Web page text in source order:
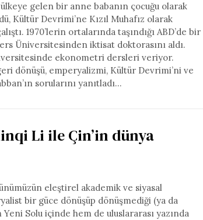
gelen bir anne babanın çocuğu olarak
Kültür Devrimi’ne Kızıl Muhafız olarak
1970’lerin ortalarında taşındığı ABD’de bir
Üniversitesinden iktisat doktorasını aldı.
ekonometri dersleri veriyor.
dönüşü, emperyalizmi, Kültür Devrimi’ni ve
sorularını yanıtladı…
Li ile Çin’in dünya
eleştirel akademik ve siyasal
bir güce dönüşüp dönüşmediği (ya da
Solu içinde hem de uluslararası yazında